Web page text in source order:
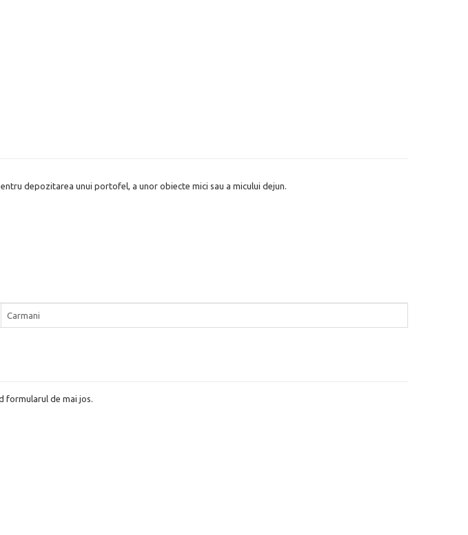
depozitarea unui portofel, a unor obiecte mici sau a micului dejun.
Carmani
formularul de mai jos.